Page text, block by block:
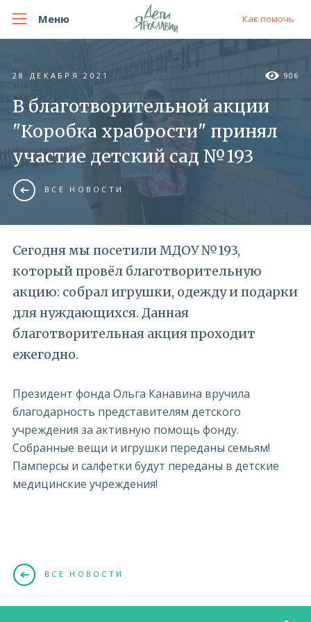
Меню Как помочь
28 ДЕКАБРЯ 2021 906
В благотворительной акции
"Коробка храбрости" принял
участие детский сад №193
ВСЕ НОВОСТИ
Сегодня мы посетили МДОУ №193,
который провёл благотворительную
акцию: собрал игрушки, одежду и подарки
для нуждающихся. Данная
благотворительная акция проходит
ежегодно.
Президент фонда Ольга Канавина вручила
благодарность представителям детского
учреждения за активную помощь фонду.
Собранные вещи и игрушки переданы семьям!
Памперсы и салфетки будут переданы в детские
медицинские учреждения!
ВСЕ НОВОСТИ